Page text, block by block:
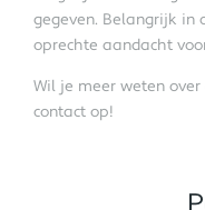
gegeven. Belangrijk in
oprechte aandacht
Wil je meer weten
contact op!